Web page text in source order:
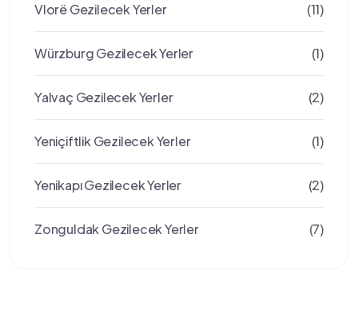
Vlorë Gezilecek Yerler (11)
Würzburg Gezilecek Yerler (1)
Yalvaç Gezilecek Yerler (2)
Yeniçiftlik Gezilecek Yerler (1)
Yenikapı Gezilecek Yerler (2)
Zonguldak Gezilecek Yerler (7)